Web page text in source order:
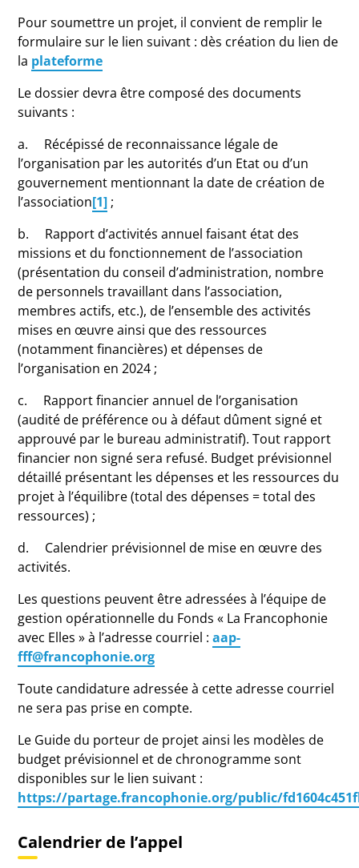
Pour soumettre un projet, il convient de remplir le
formulaire sur le lien suivant : dès création du lien de
la plateforme
Le dossier devra être composé des documents
suivants :
a. Récépissé de reconnaissance légale de
l’organisation par les autorités d’un Etat ou d’un
gouvernement mentionnant la date de création de
l’association[1] ;
b. Rapport d’activités annuel faisant état des
missions et du fonctionnement de l’association
(présentation du conseil d’administration, nombre
de personnels travaillant dans l’association,
membres actifs, etc.), de l’ensemble des activités
mises en œuvre ainsi que des ressources
(notamment financières) et dépenses de
l’organisation en 2024 ;
c. Rapport financier annuel de l’organisation
(audité de préférence ou à défaut dûment signé et
approuvé par le bureau administratif). Tout rapport
financier non signé sera refusé. Budget prévisionnel
détaillé présentant les dépenses et les ressources du
projet à l’équilibre (total des dépenses = total des
ressources) ;
d. Calendrier prévisionnel de mise en œuvre des
activités.
Les questions peuvent être adressées à l’équipe de
gestion opérationnelle du Fonds « La Francophonie
avec Elles » à l’adresse courriel :aap-
fff@francophonie.org
Toute candidature adressée à cette adresse courriel
ne sera pas prise en compte.
Le Guide du porteur de projet ainsi les modèles de
budget prévisionnel et de chronogramme sont
disponibles sur le lien suivant :
https://partage.francophonie.org/public/
Calendrier de l’appel